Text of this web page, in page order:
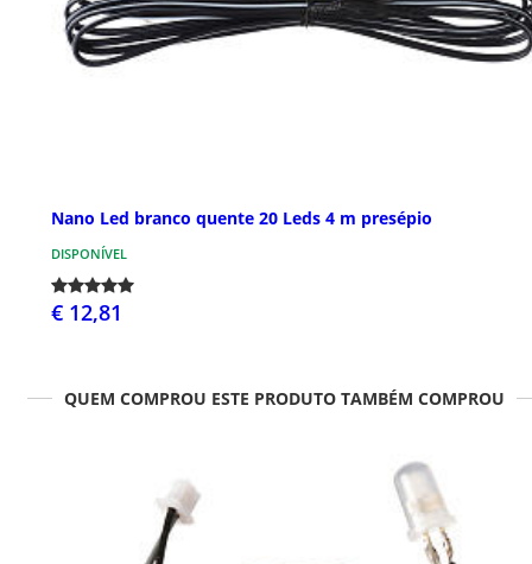
Nano Led branco quente 20 Leds 4 m presépio
DISPONÍVEL
€ 12,81
QUEM COMPROU ESTE PRODUTO TAMBÉM COMPROU